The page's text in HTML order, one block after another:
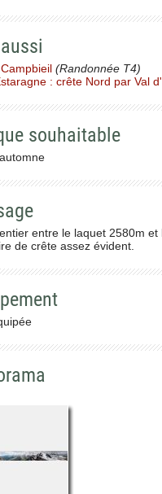
(Randonnée T4)
: crête Nord par Val
souhaitable
entre le laquet 2580m et
de crête assez évident.